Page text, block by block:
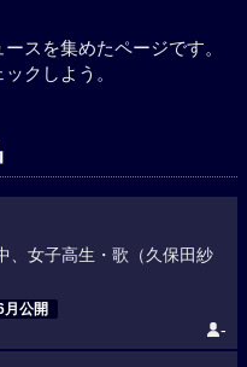
スを集めたページです。
クしよう。
、女子高生・歌（久保田紗
月公開
-